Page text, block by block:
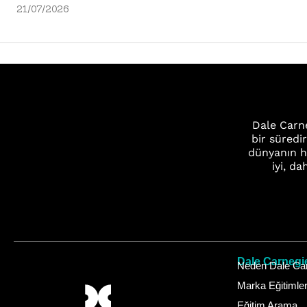
21/07/2026
Dale
bir
dünyanın
iyi,
Dale
Neden Dale
Marka